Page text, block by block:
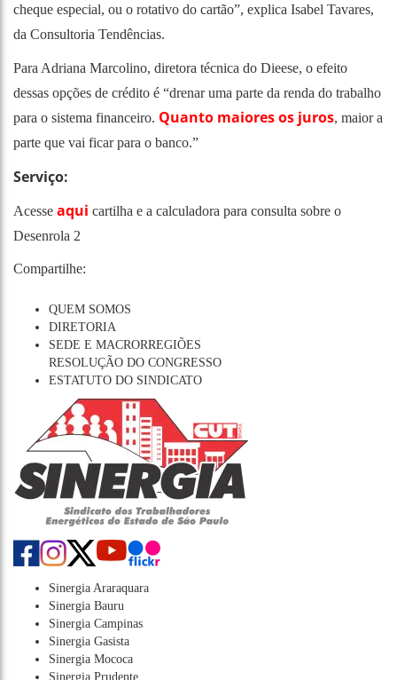
cheque especial, ou o rotativo do cartão”, explica Isabel Tavares,
da Consultoria Tendências.
Para Adriana Marcolino, diretora técnica do Dieese, o efeito
dessas opções de crédito é “drenar uma parte da renda do trabalho
para o sistema financeiro. Quanto maiores os juros, maior a
parte que vai ficar para o banco.”
Serviço:
Acesse aqui cartilha e a calculadora para consulta sobre o
Desenrola 2
Compartilhe:
QUEM SOMOS
DIRETORIA
SEDE E MACRORREGIÕES
RESOLUÇÃO DO CONGRESSO
ESTATUTO DO SINDICATO
Sinergia Araraquara
Sinergia Bauru
Sinergia Campinas
Sinergia Gasista
Sinergia Mococa
Sinergia Prudente